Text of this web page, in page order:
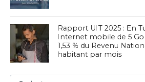
Rapport UIT 2025 : En
Internet mobile de 5
1,53 % du Revenu
habitant par mois